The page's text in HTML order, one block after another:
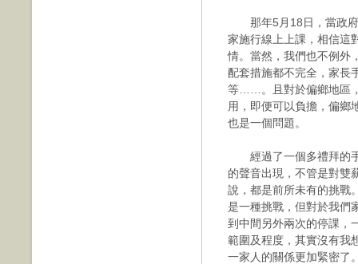
那年5月18日，當政府
家施行線上上課，相信這
情。當然，我們也不例外
配套措施都不完全，家長
等……。且對於偏鄉地區
用，即便可以負擔，偏鄉
也是一個問題。
經過了一個多禮拜的手
的聲音出現，不管是對雙
說，都是前所未有的挑戰
是一種挑戰，但對於我們
到中間另外兩次的停課，
範圍及程度，其實沒有我
一家人的關係更加緊密了